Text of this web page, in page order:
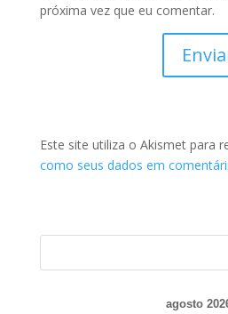
próxima vez que eu comentar.
Este site utiliza o Akismet para
como seus dados em
agosto